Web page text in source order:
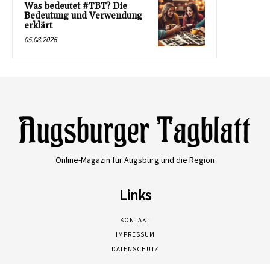
Was bedeutet #TBT? Die
Bedeutung und Verwendung
erklärt
05.08.2026
Online-Magazin für Augsburg und die Region
Links
KONTAKT
IMPRESSUM
DATENSCHUTZ